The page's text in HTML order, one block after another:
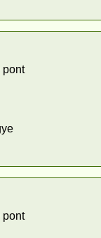
pont
pont